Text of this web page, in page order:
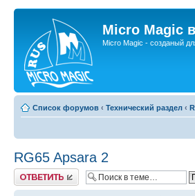
Micro Magic
Micro Magic - созданый
Список форумов ‹ Технический раздел ‹
RG65 Apsara 2
Ответить